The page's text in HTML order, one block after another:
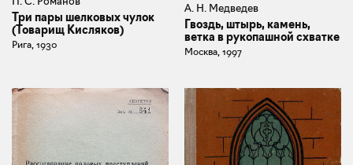
Три пары шелковых чулок
(Товарищ Кисляков)
Рига, 1930
А. Н. Медведев
Гвоздь, штырь, камень,
ветка в рукопашной схватке
Москва, 1997